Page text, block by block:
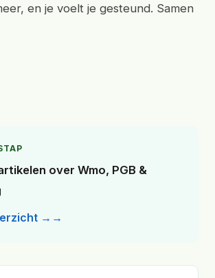
en je voelt je gesteund. Samen
over Wmo, PGB &
→